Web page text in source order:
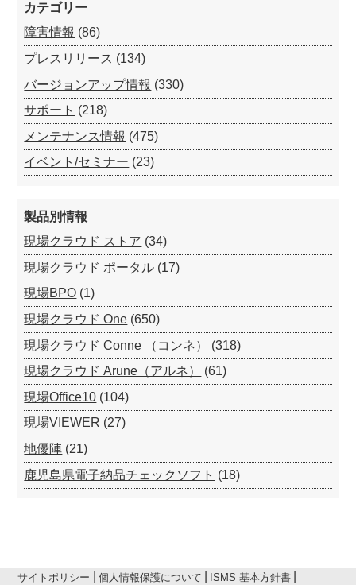
カテゴリー
障害情報 (86)
プレスリリース (134)
バージョンアップ情報 (330)
サポート (218)
メンテナンス情報 (475)
イベント/セミナー (23)
製品別情報
現場クラウド ストア (34)
現場クラウド ポータル (17)
現場BPO (1)
現場クラウド One (650)
現場クラウド Conne （コンネ）
(318)
現場クラウド Arune（アルネ）
(61)
現場Office10 (104)
現場VIEWER (27)
地優陣 (21)
鹿児島県電子納品チェックソフト (18)
サイトポリシー 個人情報保護について
ISMS 基本方針書